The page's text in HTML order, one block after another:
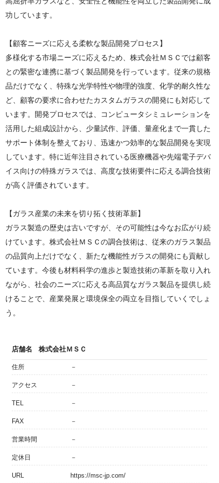
功しています。
【顧客ニーズに応える柔軟な製品開発プロセス】
多様化する市場ニーズに応えるため、株式会社ＭＳＣでは顧客
との緊密な連携に基づく製品開発を行っています。従来の規格
品だけでなく、特殊な光学特性や物理的強度、化学的耐久性な
ど、顧客の要求に合わせたカスタムガラスの開発にも対応して
います。開発プロセスでは、コンピュータシミュレーションを
活用した組成設計から、少量試作、評価、量産化まで一貫した
サポート体制を整えており、迅速かつ効率的な製品開発を実現
しています。特に近年注目されている医療機器や先端電子デバ
イス向けの特殊ガラスでは、高度な技術要件に応える調合技術
が高く評価されています。
【ガラス産業の未来を切り拓く技術革新】
ガラス製造の歴史は古いですが、その可能性は今なお広がり続
けています。株式会社ＭＳＣの調合技術は、従来のガラス製品
の品質向上だけでなく、新たな機能性ガラスの開発にも貢献し
ています。今後も材料科学の進歩と製造技術の革新を取り入れ
ながら、社会のニーズに応える高品質なガラス製品を提供し続
けることで、産業発展と環境保全の両立を目指していくでしょ
う。
店舗名 株式会社ＭＳＣ
住所 －
アクセス －
TEL －
FAX －
営業時間 －
定休日 －
URL https://msc-jp.com/